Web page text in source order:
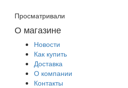
Просматривали
О магазине
Новости
Как купить
Доставка
О компании
Контакты